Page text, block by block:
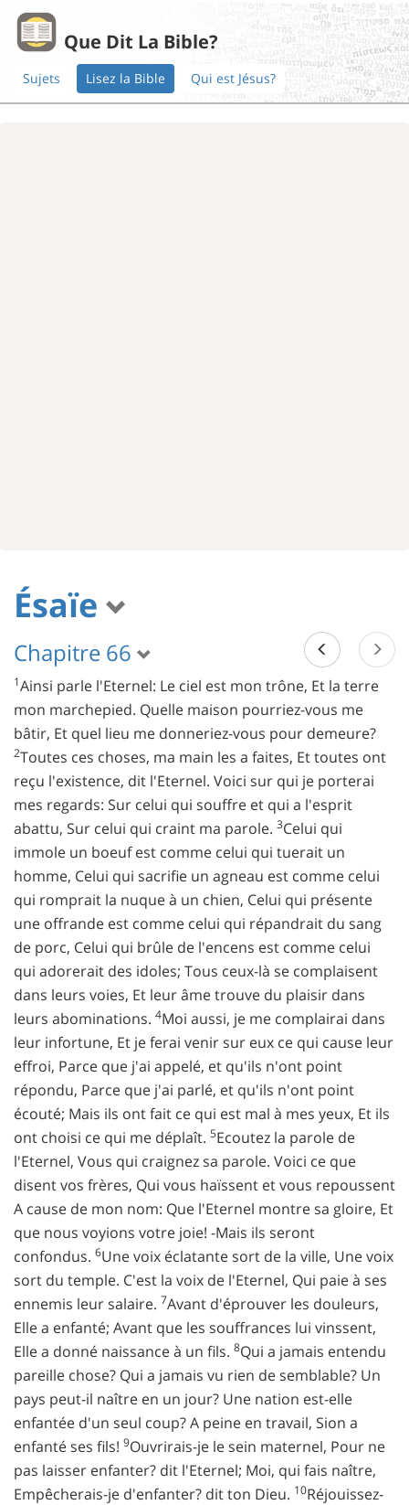
Que Dit La Bible?
Sujets Lisez la Bible Qui est Jésus?
Ésaïe
Chapitre 66
1Ainsi parle l'Eternel: Le ciel est mon trône, Et la terre
mon marchepied. Quelle maison pourriez-vous me
bâtir, Et quel lieu me donneriez-vous pour demeure?
2Toutes ces choses, ma main les a faites, Et toutes ont
reçu l'existence, dit l'Eternel. Voici sur qui je porterai
mes regards: Sur celui qui souffre et qui a l'esprit
abattu, Sur celui qui craint ma parole. 3Celui qui
immole un boeuf est comme celui qui tuerait un
homme, Celui qui sacrifie un agneau est comme celui
qui romprait la nuque à un chien, Celui qui présente
une offrande est comme celui qui répandrait du sang
de porc, Celui qui brûle de l'encens est comme celui
qui adorerait des idoles; Tous ceux-là se complaisent
dans leurs voies, Et leur âme trouve du plaisir dans
leurs abominations. 4Moi aussi, je me complairai dans
leur infortune, Et je ferai venir sur eux ce qui cause leur
effroi, Parce que j'ai appelé, et qu'ils n'ont point
répondu, Parce que j'ai parlé, et qu'ils n'ont point
écouté; Mais ils ont fait ce qui est mal à mes yeux, Et ils
ont choisi ce qui me déplaît. 5Ecoutez la parole de
l'Eternel, Vous qui craignez sa parole. Voici ce que
disent vos frères, Qui vous haïssent et vous repoussent
A cause de mon nom: Que l'Eternel montre sa gloire, Et
que nous voyions votre joie! -Mais ils seront
confondus. 6Une voix éclatante sort de la ville, Une voix
sort du temple. C'est la voix de l'Eternel, Qui paie à ses
ennemis leur salaire. 7Avant d'éprouver les douleurs,
Elle a enfanté; Avant que les souffrances lui vinssent,
Elle a donné naissance à un fils. 8Qui a jamais entendu
pareille chose? Qui a jamais vu rien de semblable? Un
pays peut-il naître en un jour? Une nation est-elle
enfantée d'un seul coup? A peine en travail, Sion a
enfanté ses fils! 9Ouvrirais-je le sein maternel, Pour ne
pas laisser enfanter? dit l'Eternel; Moi, qui fais naître,
Empêcherais-je d'enfanter? dit ton Dieu. 10Réjouissez-